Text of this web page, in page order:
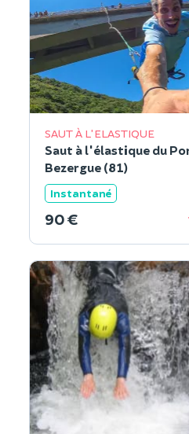
SAUT À L'ELASTIQUE
Saut à l'élastique du
Bezergue (81)
Instantané
90 €